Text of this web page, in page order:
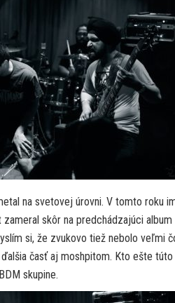
na svetovej úrovni. V tomto roku
skôr na predchádzajúci
si, že zvukovo tiež nebolo veľmi
časť aj moshpitom. Kto ešte túto
skupine.